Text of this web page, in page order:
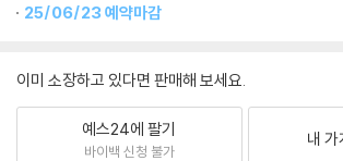
25/06/23 예약마감
이미 소장하고 있다면 판매해 보세요.
예스24에 팔기
바이백 신청 불가
내 가